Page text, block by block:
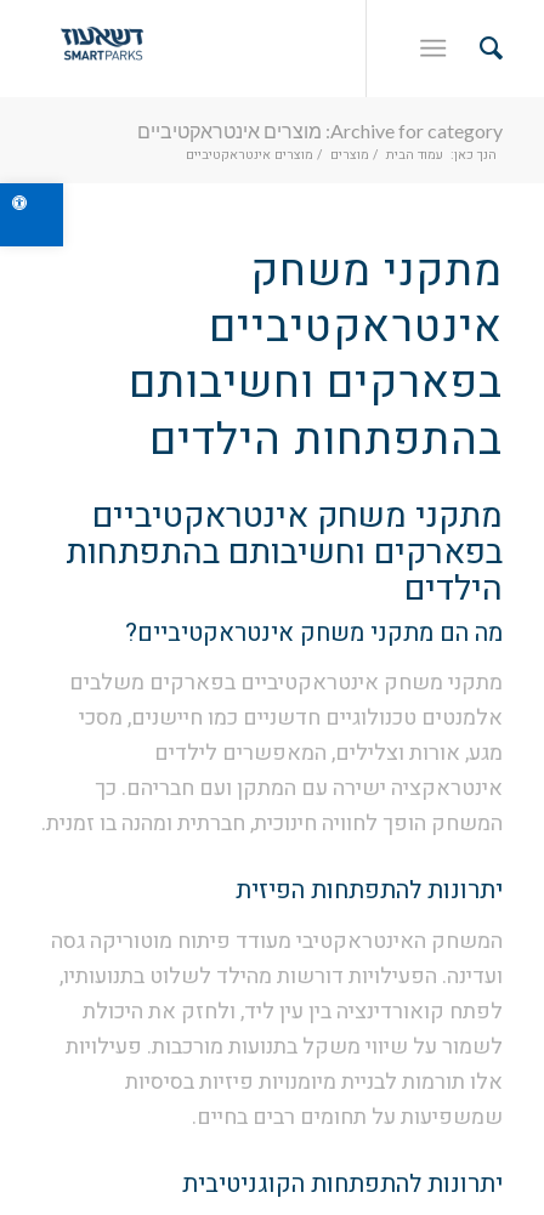
Archive for category: מוצרים אינטראקטיביים
הנך כאן: עמוד הבית / מוצרים / מוצרים אינטראקטיביים
מתקני משחק
אינטראקטיביים
בפארקים וחשיבותם
בהתפתחות הילדים
מתקני משחק אינטראקטיביים
בפארקים וחשיבותם בהתפתחות
הילדים
מה הם מתקני משחק אינטראקטיביים?
מתקני משחק אינטראקטיביים בפארקים משלבים
אלמנטים טכנולוגיים חדשניים כמו חיישנים, מסכי
מגע, אורות וצלילים, המאפשרים לילדים
אינטראקציה ישירה עם המתקן ועם חבריהם. כך
המשחק הופך לחוויה חינוכית, חברתית ומהנה בו זמנית.
יתרונות להתפתחות הפיזית
המשחק האינטראקטיבי מעודד פיתוח מוטוריקה גסה
ועדינה. הפעילויות דורשות מהילד לשלוט בתנועותיו,
לפתח קואורדינציה בין עין ליד, ולחזק את היכולת
לשמור על שיווי משקל בתנועות מורכבות. פעילויות
אלו תורמות לבניית מיומנויות פיזיות בסיסיות
שמשפיעות על תחומים רבים בחיים.
יתרונות להתפתחות הקוגניטיבית